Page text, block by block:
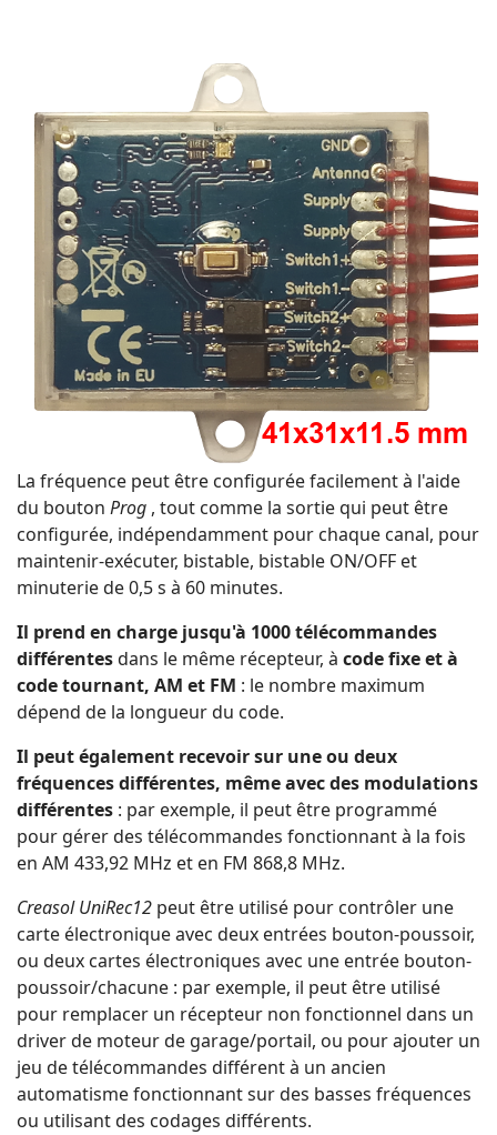
La fréquence peut être configurée facilement à l'aide
du bouton Prog , tout comme la sortie qui peut être
configurée, indépendamment pour chaque canal, pour
maintenir-exécuter, bistable, bistable ON/OFF et
minuterie de 0,5 s à 60 minutes.
Il prend en charge jusqu'à 1000 télécommandes
différentesdans le même récepteur, à code fixe et à
code tournant, AM et FM : le nombre maximum
dépend de la longueur du code.
Il peut également recevoir sur une ou deux
fréquences différentes, même avec des modulations
différentes : par exemple, il peut être programmé
pour gérer des télécommandes fonctionnant à la fois
en AM 433,92 MHz et en FM 868,8 MHz.
Creasol UniRec12 peut être utilisé pour contrôler une
carte électronique avec deux entrées bouton-poussoir,
ou deux cartes électroniques avec une entrée bouton-
poussoir/chacune : par exemple, il peut être utilisé
pour remplacer un récepteur non fonctionnel dans un
driver de moteur de garage/portail, ou pour ajouter un
jeu de télécommandes différent à un ancien
automatisme fonctionnant sur des basses fréquences
ou utilisant des codages différents.